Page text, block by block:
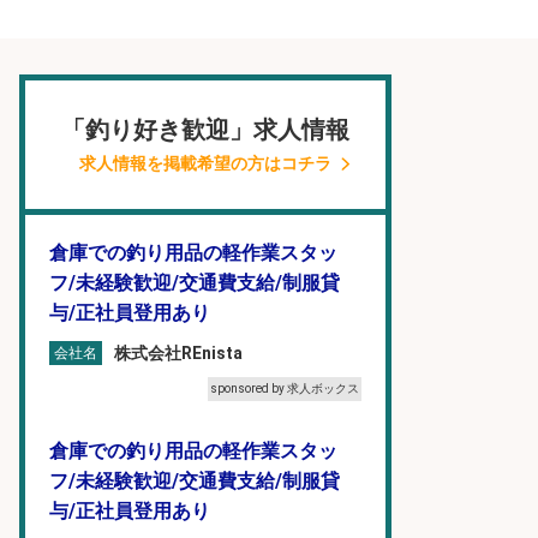
「釣り好き歓迎」求人情報
求人情報を掲載希望の方はコチラ
倉庫での釣り用品の軽作業スタッ
フ/未経験歓迎/交通費支給/制服貸
与/正社員登用あり
会社名 株式会社REnista
sponsored by 求人ボックス
倉庫での釣り用品の軽作業スタッ
フ/未経験歓迎/交通費支給/制服貸
与/正社員登用あり